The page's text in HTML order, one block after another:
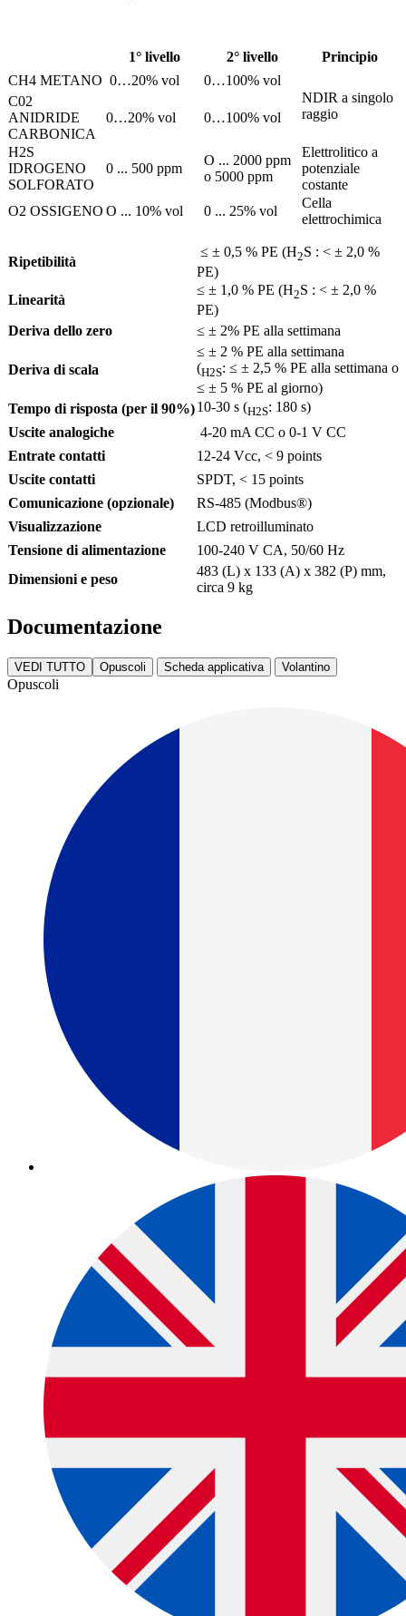
1° livello 2° livello
Principio
CH4 METANO 0…20% vol
0…100% vol
NDIR a singolo
raggio
C02
ANIDRIDE
CARBONICA
0…20% vol 0…100% vol
H2S
IDROGENO
SOLFORATO
0 ... 500 ppm
O ... 2000 ppm
o 5000 ppm
Elettrolitico a
potenziale
costante
O2 OSSIGENO O ... 10% vol 0 ... 25% vol
Cella
elettrochimica
Ripetibilità
≤ ± 0,5 % PE (H2S : < ± 2,0 %
PE)
Linearità
≤ ± 1,0 % PE (H2S : < ± 2,0 %
PE)
Deriva dello zero
≤ ± 2% PE alla settimana
Deriva di scala
≤ ± 2 % PE alla settimana
(H2S: ≤ ± 2,5 % PE alla settimana o
≤ ± 5 % PE al giorno)
Tempo di risposta (per il 90%)10-30 s (H2S: 180 s)
Uscite analogiche
4-20 mA CC o 0-1 V CC
Entrate contatti
12-24 Vcc, < 9 points
Uscite contatti
SPDT, < 15 points
Comunicazione (opzionale)
RS-485 (Modbus®)
Visualizzazione
LCD retroilluminato
Tensione di alimentazione
100-240 V CA, 50/60 Hz
Dimensioni e peso
483 (L) x 133 (A) x 382 (P) mm,
circa 9 kg
Documentazione
VEDI TUTTO Opuscoli Scheda applicativa Volantino
Opuscoli